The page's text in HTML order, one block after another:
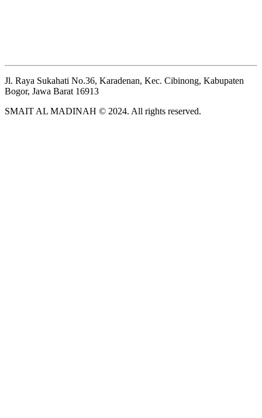
Jl. Raya Sukahati No.36, Karadenan, Kec. Cibinong, Kabupaten
Bogor, Jawa Barat 16913
SMAIT AL MADINAH © 2024. All rights reserved.